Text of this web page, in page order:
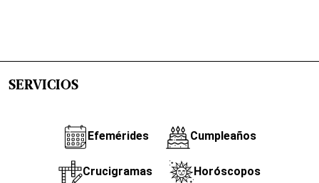
SERVICIOS
Efemérides Cumpleaños
Crucigramas Horóscopos